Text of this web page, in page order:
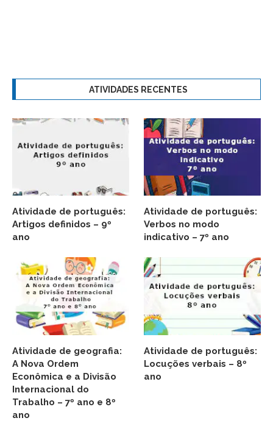
ATIVIDADES RECENTES
Atividade de português:
Artigos definidos – 9º
ano
Atividade de português:
Verbos no modo
indicativo – 7º ano
Atividade de geografia:
A Nova Ordem
Econômica e a Divisão
Internacional do
Trabalho – 7º ano e 8º
ano
Atividade de português:
Locuções verbais – 8º
ano